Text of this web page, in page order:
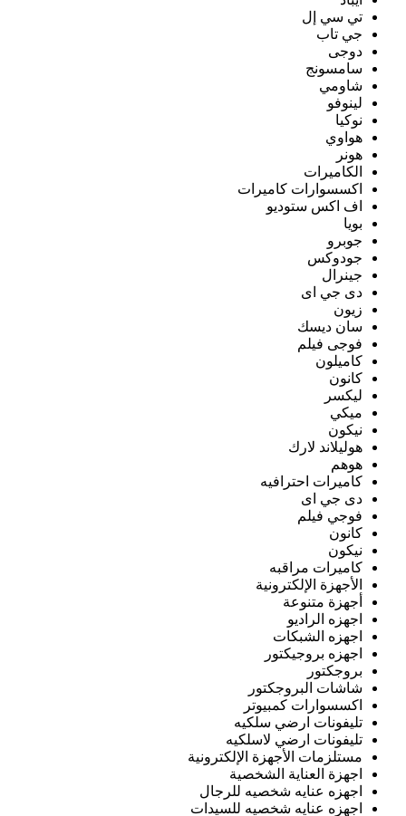
تي سي إل
جي تاب
دوجى
سامسونج
شاومي
لينوفو
نوكيا
هواوي
هونر
الكاميرات
اكسسوارات كاميرات
اف اكس ستوديو
بويا
جوبرو
جودوكس
جينرال
دى جي اى
زيون
سان ديسك
فوجى فيلم
كاميلون
كانون
ليكسر
ميكي
نيكون
هوليلاند لارك
هوهم
كاميرات احترافيه
دى جي اى
فوجي فيلم
كانون
نيكون
كاميرات مراقبه
الأجهزة الإلكترونية
أجهزة متنوعة
اجهزه الراديو
اجهزه الشبكات
اجهزه بروجيكتور
بروجكتور
شاشات البروجكتور
اكسسوارات كمبيوتر
تليفونات ارضي سلكيه
تليفونات ارضي لاسلكيه
مستلزمات الأجهزة الإلكترونية
اجهزة العناية الشخصية
اجهزه عنايه شخصيه للرجال
اجهزه عنايه شخصيه للسيدات